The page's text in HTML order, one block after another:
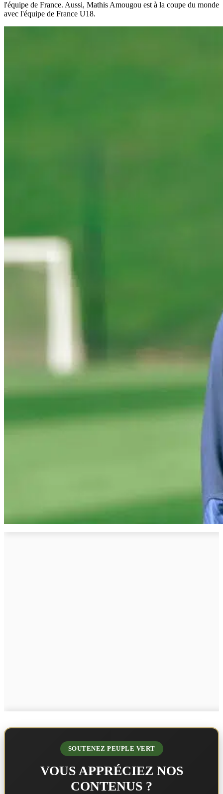
l'équipe de France. Aussi, Mathis Amougou est à la coupe du monde
avec l'équipe de France U18.
SOUTENEZ PEUPLE VERT
VOUS APPRÉCIEZ NOS
CONTENUS ?